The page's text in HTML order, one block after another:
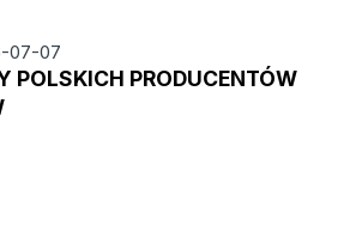
07-07
POLSKICH PRODUCENTÓW